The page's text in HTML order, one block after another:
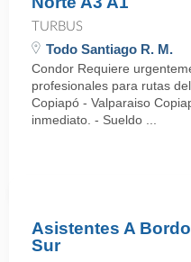
TURBUS
Todo Santiago R. M.
Condor Requiere
profesionales para rutas
Copiapó - Valparaiso
inmediato. - Sueldo ...
Asistentes A
Sur